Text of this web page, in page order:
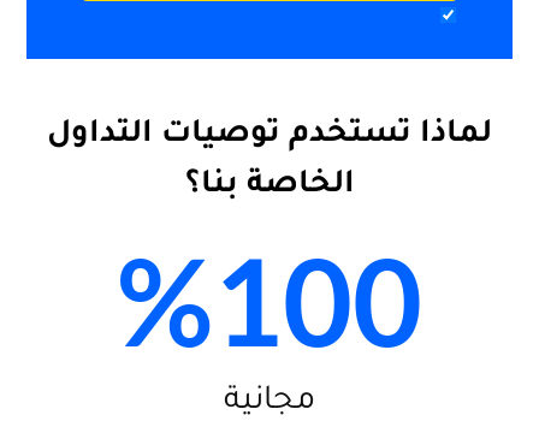
لماذا تستخدم توصيات التداول
الخاصة بنا؟
مجانية
100
%